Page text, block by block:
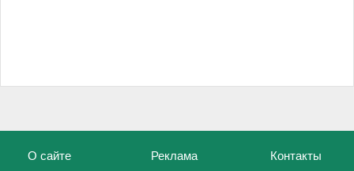
О сайте Реклама Контакты